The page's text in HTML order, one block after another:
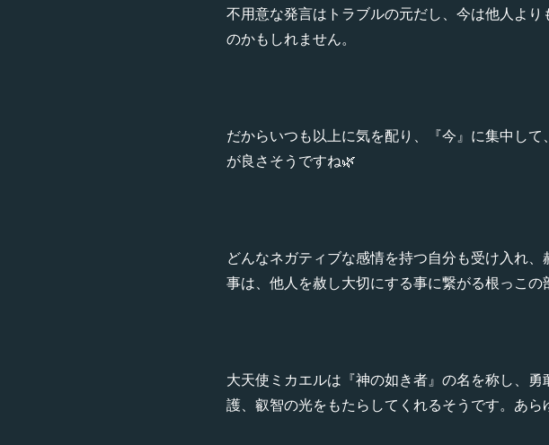
不用意な発言はトラブルの元だし、今は他人よ
のかもしれません。
だからいつも以上に気を配り、『今』に集中し
が良さそうですね🌿
どんなネガティブな感情を持つ自分も受け入れ
事は、他人を赦し大切にする事に繋がる根っこの
大天使ミカエルは『神の如き者』の名を称し、
護、叡智の光をもたらしてくれるそうです。あ